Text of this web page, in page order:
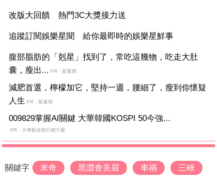
改版大回饋 熱門3C大獎接力送
追蹤訂閱娛樂星聞 給你最即時的娛樂星鮮事
腹部脂肪的「剋星」找到了，常吃這幾物，吃走大肚
囊，瘦出... PR・新素簡
減肥首選，檸檬加它，堅持一週，腰細了，瘦到你懷疑
人生 PR・新素簡
009829掌握AI關鍵 大華韓國KOSPI 50今強...
PR・大華銀全能行銷方案
關鍵字 米奇 黑澀會美眉 車禍 三峽